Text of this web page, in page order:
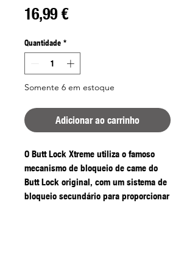
16,99 €Preço
Quantidade *
Somente 6 em estoque
Adicionar ao carrinho
O Butt Lock Xtreme utiliza o famoso
mecanismo de bloqueio de came do
Butt Lock original, com um sistema de
bloqueio secundário para proporcionar